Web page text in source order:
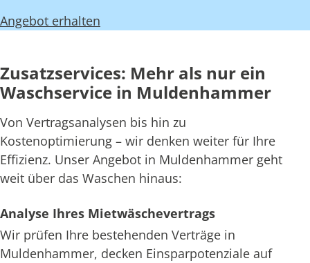
Angebot erhalten
Zusatzservices: Mehr als nur ein
Waschservice in Muldenhammer
Von Vertragsanalysen bis hin zu
Kostenoptimierung – wir denken weiter für Ihre
Effizienz. Unser Angebot in Muldenhammer geht
weit über das Waschen hinaus:
Analyse Ihres Mietwäschevertrags
Wir prüfen Ihre bestehenden Verträge in
Muldenhammer, decken Einsparpotenziale auf